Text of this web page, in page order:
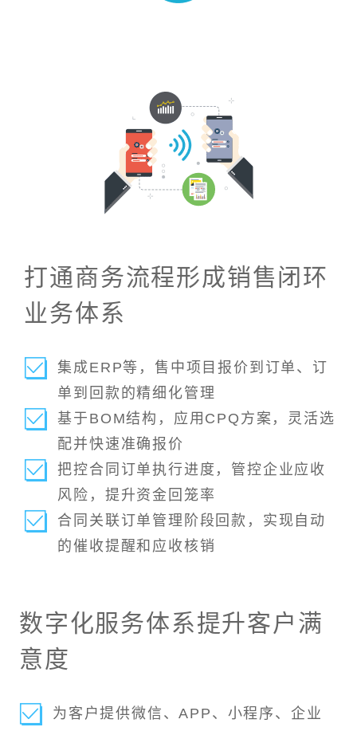
打通商务流程形成销售闭环
业务体系
集成ERP等，售中项目报价到订单、订
单到回款的精细化管理
基于BOM结构，应用CPQ方案，灵活选
配并快速准确报价
把控合同订单执行进度，管控企业应收
风险，提升资金回笼率
合同关联订单管理阶段回款，实现自动
的催收提醒和应收核销
数字化服务体系提升客户满
意度
为客户提供微信、APP、小程序、企业